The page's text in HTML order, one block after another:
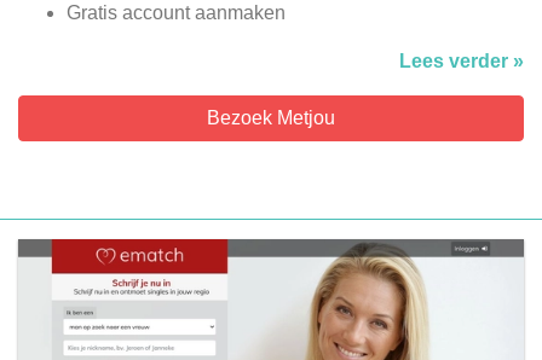
Gratis account aanmaken
Lees verder »
Bezoek Metjou